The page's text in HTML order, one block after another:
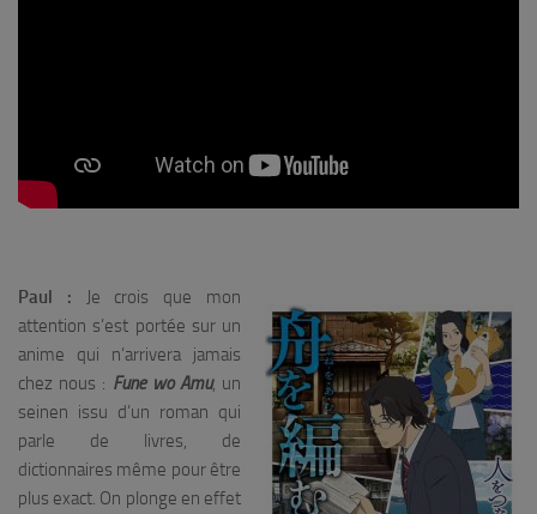
Paul : Je crois que mon
attention s’est portée sur un
anime qui n’arrivera jamais
chez nous : Fune wo Amu, un
seinen issu d’un roman qui
parle de livres, de
dictionnaires même pour être
plus exact. On plonge en effet